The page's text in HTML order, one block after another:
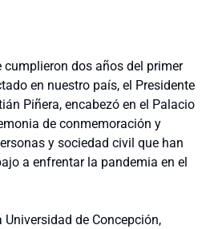
cumplieron dos años del primer
en nuestro país, el Presidente
Piñera, encabezó en el Palacio
de conmemoración y
y sociedad civil que han
a enfrentar la pandemia en el
Universidad de Concepción,